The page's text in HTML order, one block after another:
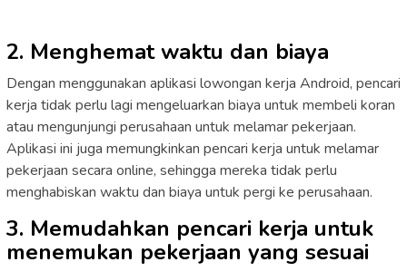
2. Menghemat waktu dan biaya
Dengan menggunakan aplikasi lowongan kerja Android, pencari
kerja tidak perlu lagi mengeluarkan biaya untuk membeli koran
atau mengunjungi perusahaan untuk melamar pekerjaan.
Aplikasi ini juga memungkinkan pencari kerja untuk melamar
pekerjaan secara online, sehingga mereka tidak perlu
menghabiskan waktu dan biaya untuk pergi ke perusahaan.
3. Memudahkan pencari kerja untuk
menemukan pekerjaan yang sesuai